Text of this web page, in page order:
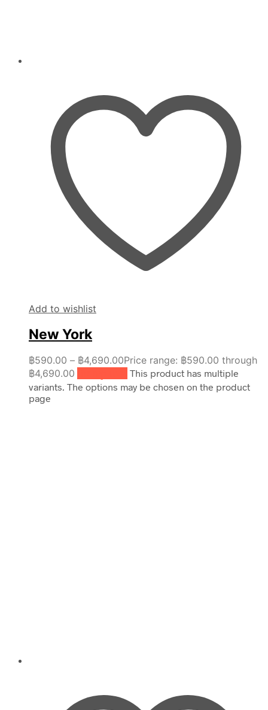
Add to wishlist
New York
฿590.00 – ฿4,690.00Price range: ฿590.00 through
฿4,690.00
This product has multiple
variants. The options may be chosen on the product
page